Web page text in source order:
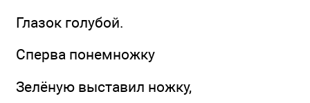
Глазок голубой.
Сперва понемножку
Зелёную выставил ножку,